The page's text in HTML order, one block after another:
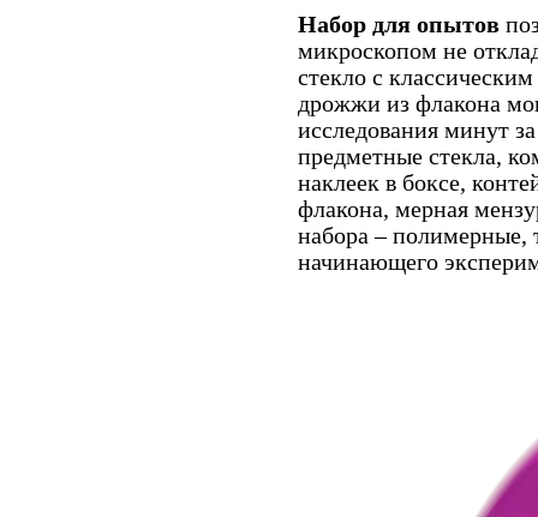
Набор для опытов
микроскопом не
стекло с
дрожжи из флакона
исследования минут
предметные стекла,
наклеек в боксе,
флакона, мерная
набора – полимерные,
начинающего